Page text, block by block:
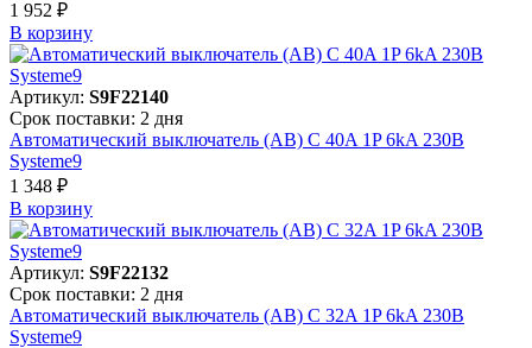
1 952 ₽
В корзинy
Артикул: S9F22140
Срок поставки: 2 дня
Автоматический выключатель (АВ) C 40A 1P 6kA 230В
Systeme9
1 348 ₽
В корзинy
Артикул: S9F22132
Срок поставки: 2 дня
Автоматический выключатель (АВ) C 32A 1P 6kA 230В
Systeme9